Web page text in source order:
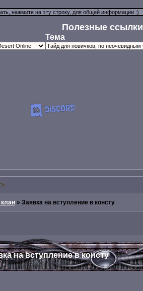
Полезные ссылки
Тема
» Заявка на вступление в консту
на вступление в консту